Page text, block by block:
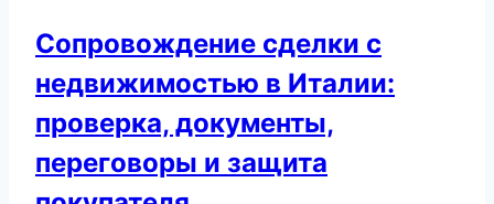
Сопровождение сделки с
недвижимостью в Италии:
проверка, документы,
переговоры и защита